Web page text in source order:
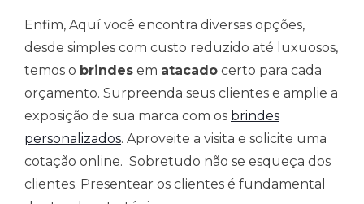
Enfim, Aquí você encontra diversas opções,
desde simples com custo reduzido até luxuosos,
temos o brindes em atacado certo para cada
orçamento. Surpreenda seus clientes e amplie a
exposição de sua marca com os brindes
personalizados. Aproveite a visita e solicite uma
cotação online. Sobretudo não se esqueça dos
clientes. Presentear os clientes é fundamental